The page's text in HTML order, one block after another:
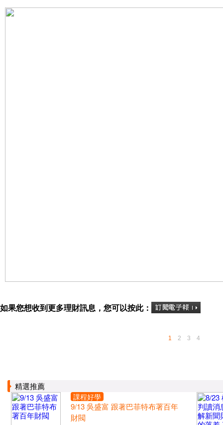
如果您想收到更多理財訊息，您可以按此：
1 2 3 4
精選推薦
課程好學
9/13 吳盛富 跟著巴菲特布署百年
財閥